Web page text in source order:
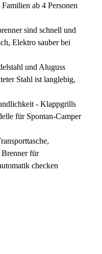
ab 4 Personen
sind schnell und
Elektro sauber bei
und Aluguss
Stahl ist langlebig,
- Klappgrills
für Spontan-Camper
Brenner für
checken